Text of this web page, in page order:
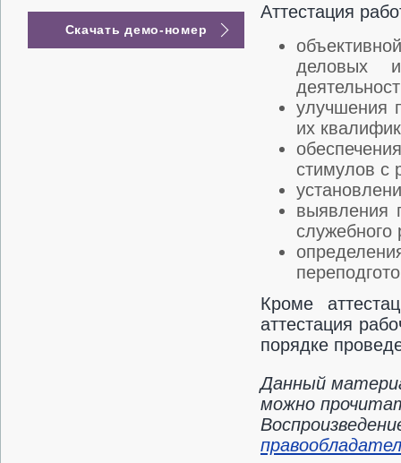
Скачать демо-номер
Аттестация
деловых и
улучшения
их
стимулов с
выявления
служебного
Кроме
аттестация
порядке
Данный
можно